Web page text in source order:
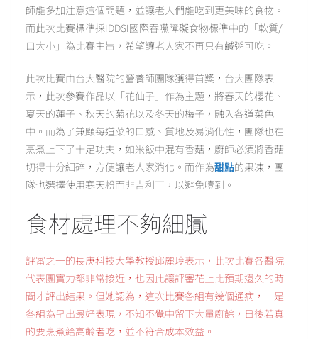
師能多加注意這個問題，並讓老人們能吃到更美味的食物。
而此次比賽標準採IDDSI國際吞嚥障礙食物標準中的「軟質/一
口大小」為比賽主旨，希望讓老人家不再只有鹹粥可吃。
此次比賽由台大醫院的營養師團隊獲得首獎，台大團隊表
示，此次參賽作品以「花仙子」作為主題，將春天的櫻花、
夏天的蓮子、秋天的菊花以及冬天的梅子，融入各道菜色
中。而為了兼顧每道菜的口感、質地及易消化性，團隊也在
烹煮上下了十足功夫，如米飯中混有香菇，廚師必須將香菇
切得十分細碎，方便讓老人家消化。而作為甜點的果凍，團
隊也選擇使用寒天粉而非吉利丁，以避免噎到。
食材處理不夠細膩
評審之一的長庚科技大學教授邱麗玲表示，此次比賽各醫院
代表團實力都非常接近，也因此讓評審花上比預期還久的時
間才評出結果。但她認為，這次比賽各組有幾個通病，一是
各組為呈出最好表現，不知不覺中留下大量廚餘，日後若真
的要烹煮給高齡者吃，並不符合成本效益。